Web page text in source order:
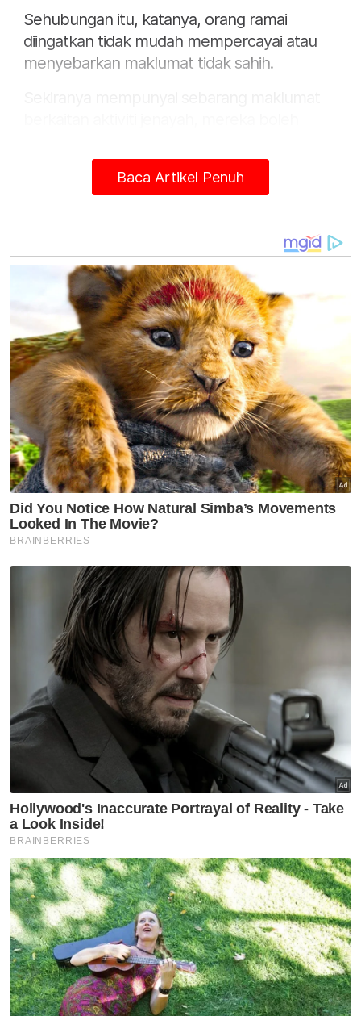
Sehubungan itu, katanya, orang ramai
diingatkan tidak mudah mempercayai atau
menyebarkan maklumat tidak sahih.
Selangor di talian 03-32891223 atau mana-
mana balai polis berdekatan.
Artikel Berkaitan:
Pembantu tadbir ditahan disyaki buat tuntutan palsu
penginapan hotel
Rakaman video wanita ditampar di khalayak ramai
tular di media sosial
Penuntut UiTM Puncak Alam meninggal dunia di
fakulti
Muat turun aplikasi Sinar Harian.
Jawab soalan kaji selidik dan
baucar tunai.
Apakah bangsa anda?
Melayu
India Etnik Sabah & Sarawak
Masuk | Daftar VPoints:0
TikTok
Pelacuran
Berita Paling Hangat
Baca Artikel Penuh